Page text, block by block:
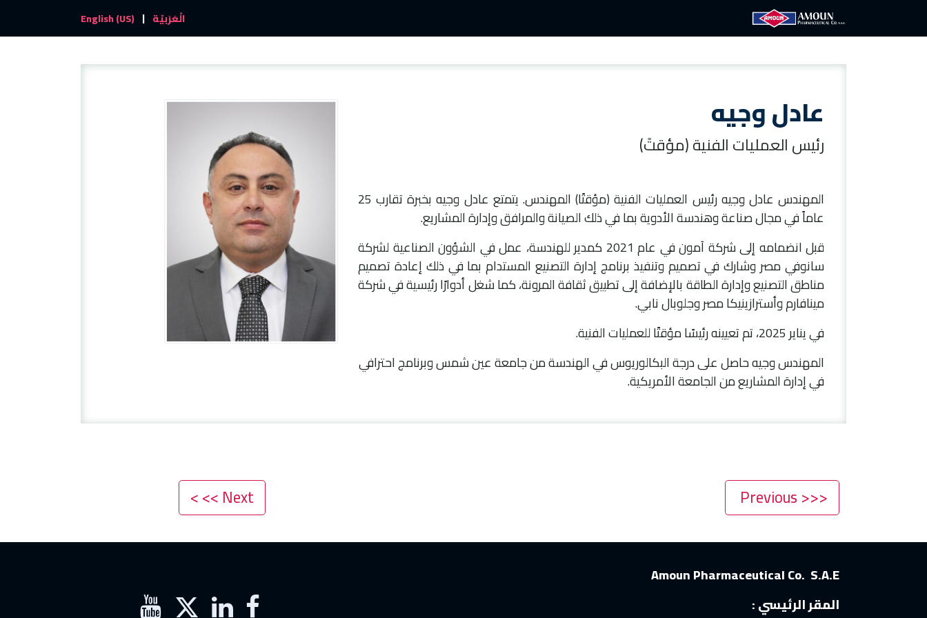
الْعَرَبيّة |
English (US)
عادل وجيه
رئيس العمليات الفنية (مؤقتً)
​ المهندس عادل وجيه رئيس العمليات الفنية (مؤقتًا) المهندس. يتمتع عادل وجيه بخبرة تقارب 25
عاماً في مجال صناعة وهندسة الأدوية بما في ذلك الصيانة والمرافق وإدارة المشاريع.
قبل انضمامه إلى شركة آمون في عام 2021 كمدير للهندسة، عمل في الشؤون الصناعية لشركة
سانوفي مصر وشارك في تصميم وتنفيذ برنامج إدارة التصنيع المستدام بما في ذلك إعادة تصميم
مناطق التصنيع وإدارة الطاقة بالإضافة إلى تطبيق ثقافة المرونة، كما شغل أدوارًا رئيسية في شركة
مينافارم وأسترازينيكا مصر وجلوبال نابي.
في يناير 2025، تم تعيينه رئيسًا مؤقتًا للعمليات الفنية.
​ المهندس وجيه حاصل على درجة البكالوريوس في الهندسة من جامعة عين شمس وبرنامج احترافي
في إدارة المشاريع من الجامعة الأمريكية.
<<< Previous
Next >> >
Amoun Pharmaceutical Co. S.A.E
المقر الرئيسي :